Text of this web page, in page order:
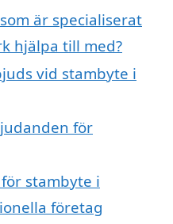
är specialiserat
hjälpa till med?
vid stambyte i
för
stambyte i
företag